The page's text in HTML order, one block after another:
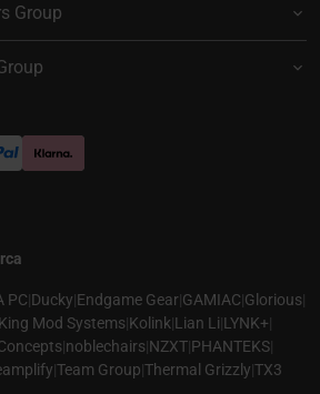
Group
PC|Ducky|Endgame Gear|GAMIAC|Glorious|
King Mod Systems|Kolink|Lian Li|LYNK+|
|noblechairs|NZXT|PHANTEKS|
|Team Group|Thermal Grizzly|TX3